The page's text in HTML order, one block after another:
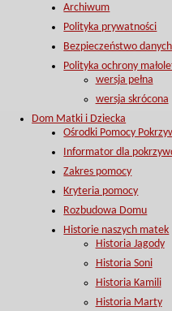
Archiwum
Polityka prywatności
Bezpieczeństwo
Polityka ochrony
wersja pełna
wersja skrócona
Dom Matki i Dziecka
Ośrodki Pomocy
Informator dla
Zakres pomocy
Kryteria pomocy
Rozbudowa Domu
Historie naszych matek
Historia Jagody
Historia Soni
Historia Kamili
Historia Marty